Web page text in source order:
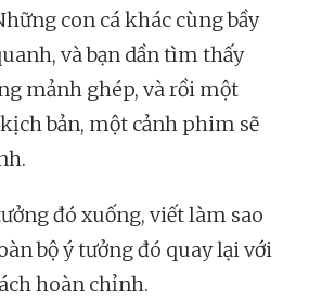
con cá khác cùng bầy
và bạn dần tìm thấy
mảnh ghép, và rồi một
bản, một cảnh phim sẽ
đó xuống, viết làm sao
bộ ý tưởng đó quay lại với
hoàn chỉnh.